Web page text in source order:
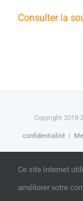
Consulter la
Copyright 2018-
confidentialité|
Ce site Internet
améliorer votre